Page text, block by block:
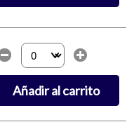
Selecciona la cantidad
Añadir al carrito